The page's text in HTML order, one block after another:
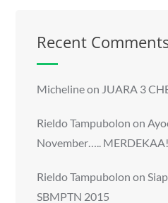
Recent
Michelineon JUARA 3
Rieldo Tampubolon on
November…..
Rieldo Tampubolon on
SBMPTN 2015